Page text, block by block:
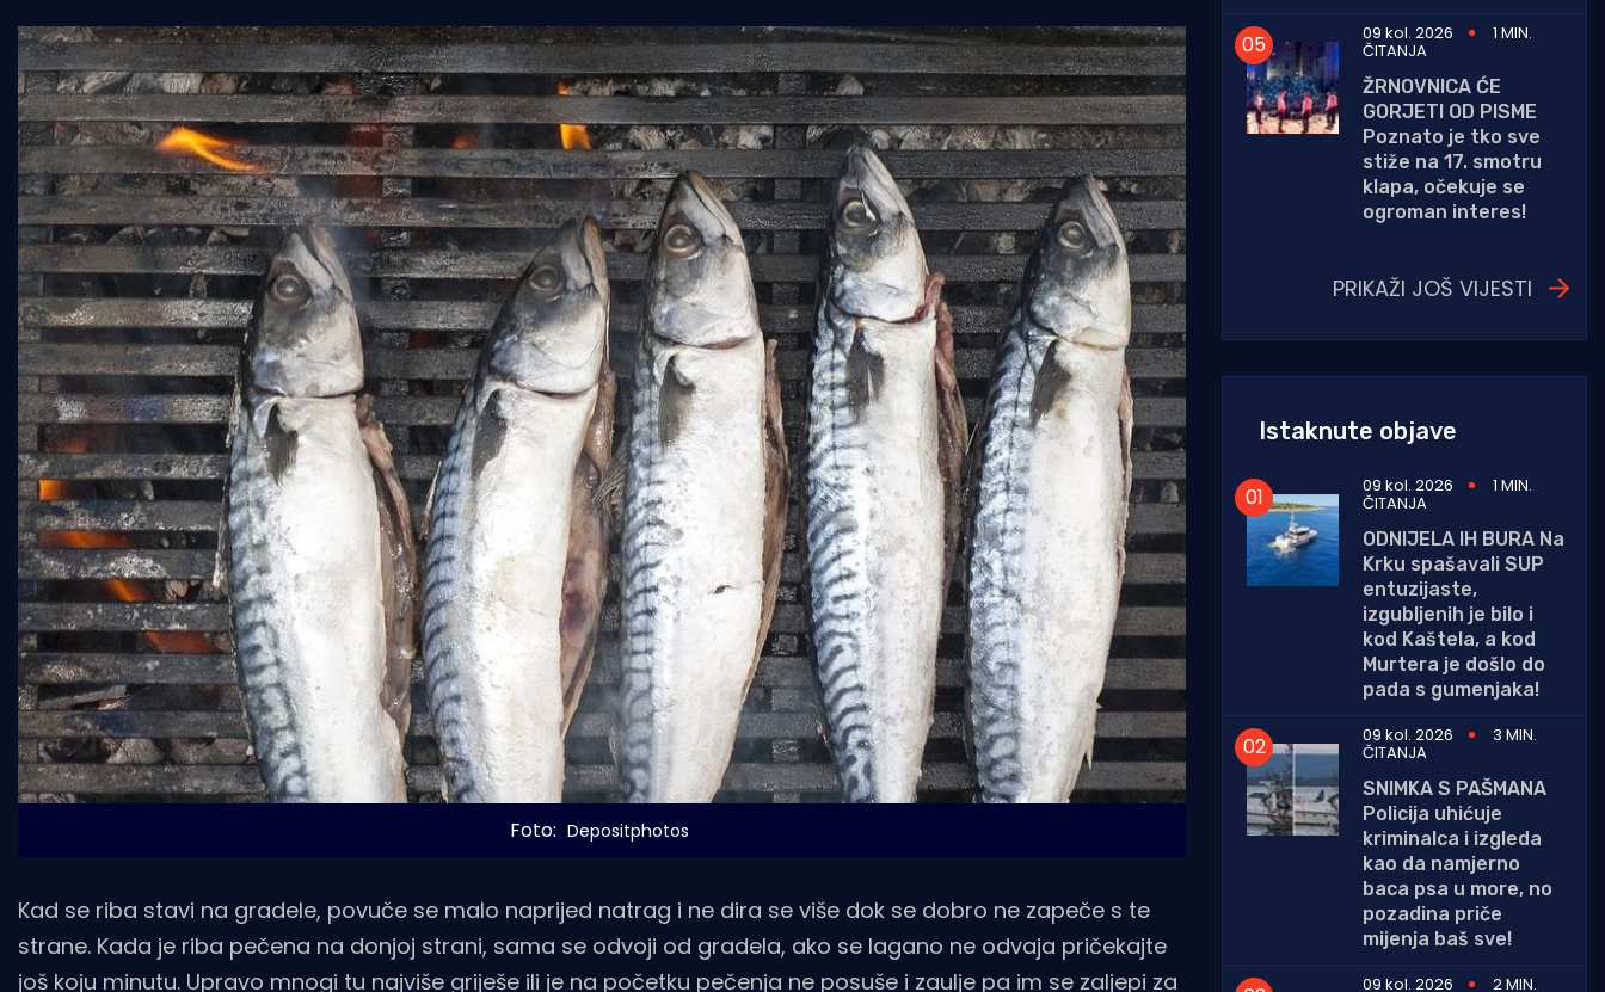
Foto: Depositphotos
Kad se riba stavi na gradele, povuče se malo naprijed natrag i ne dira se više dok se dobro ne zapeče s te
strane. Kada je riba pečena na donjoj strani, sama se odvoji od gradela, ako se lagano ne odvaja pričekajte
još koju minutu. Upravo mnogi tu najviše griješe ili je na početku pečenja ne posuše i zaulje pa im se zaljepi za
09 kol. 2026
1 MIN.
ČITANJA
ŽRNOVNICA ĆE
GORJETI OD PISME
Poznato je tko sve
stiže na 17. smotru
klapa, očekuje se
ogroman interes!
PRIKAŽI JOŠ VIJESTI
Istaknute objave
09 kol. 2026 1 MIN.
ČITANJA
ODNIJELA IH BURA Na
Krku spašavali SUP
entuzijaste,
izgubljenih je bilo i
kod Kaštela, a kod
Murtera je došlo do
pada s gumenjaka!
09 kol. 2026
3 MIN.
ČITANJA
SNIMKA S PAŠMANA
Policija uhićuje
kriminalca i izgleda
kao da namjerno
baca psa u more, no
pozadina priče
mijenja baš sve!
09 kol. 2026
2 MIN.